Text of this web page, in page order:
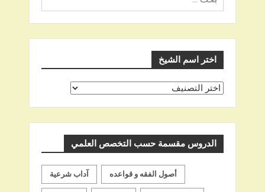
عن
اختر اسم الشيخ
اختر
الدروس مقسمة حسب التخصص العلمي
آداب شرعية أصول الفقه و قواعده